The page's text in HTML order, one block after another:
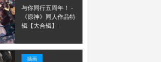
与你同行五周年！ -
《原神》同人作品特
辑【大合辑】 -
插画